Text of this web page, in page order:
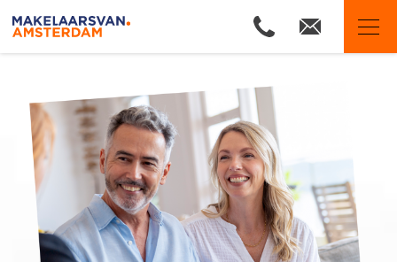
Ons aanbod
Woningzoekers
Onze makelaars
Onze expertises
Huis verkopen